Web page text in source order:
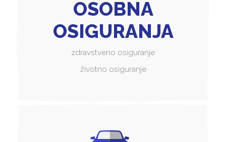
OSOBNA
OSIGURANJA
zdravstveno osiguranje
životno osiguranje